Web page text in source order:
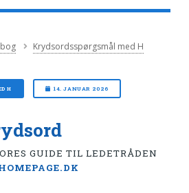
Krydsordsspørgsmål med H
H 14. JANUAR 2026
GUIDE TIL LEDETRÅDEN